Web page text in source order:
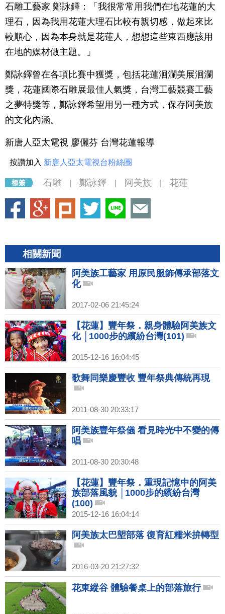
石雕工藝家 鄭詠鐸：「我很常常用我們在地花蓮的大
理石，因為我用花蓮大理石比較有親切感，做起來比
較順心，因為本身就是花蓮人，想想這些東西應該用
在地的媒材做主題。」
鄭詠鐸曾在各項比賽中獲獎，包括花蓮洄瀾美展洄瀾
獎，花蓮國際石雕展最佳人氣獎，台灣工藝競賽工藝
之夢特獎等，鄭詠鐸希望用另一種方式，保存阿美族
的文化內涵。
新唐人亞太電視 廖儷芬 台灣花蓮報導
按讚加入 新唐人亞太電視台粉絲團
石雕 鄭詠鐸 阿美族 花蓮
相關新聞
阿美族工藝家 用原民服飾傳承部落文
化
2017-02-06 21:45:24
【花蓮】豐年祭．親身體驗阿美族文
化 │1000步的繽紛台灣(101)
2015-12-16 16:04:45
歌舞同樂慶豐收 豐年祭典傳統再現
2011-08-30 20:33:17
阿美族豐年祭儀 看見時光中不變的傳
唱
2011-08-30 20:30:48
【花蓮】豐年祭．重現記憶中的阿美
族部落風貌 │1000步的繽紛台灣
(100)
2015-12-16 16:04:14
阿美族太巴塱部落 復育紅糯米拚轉型
2016-03-20 21:27:32
花東縱谷 體驗餐桌上的部落旅行